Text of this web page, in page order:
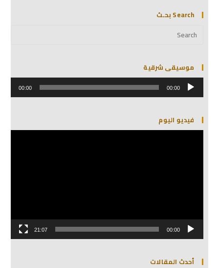
Search بحـث
موسيقى شرقية
مشغل
الصوت 00:00
00:00
فيديو اليوم
00:00
21:07
أحدث المقالات